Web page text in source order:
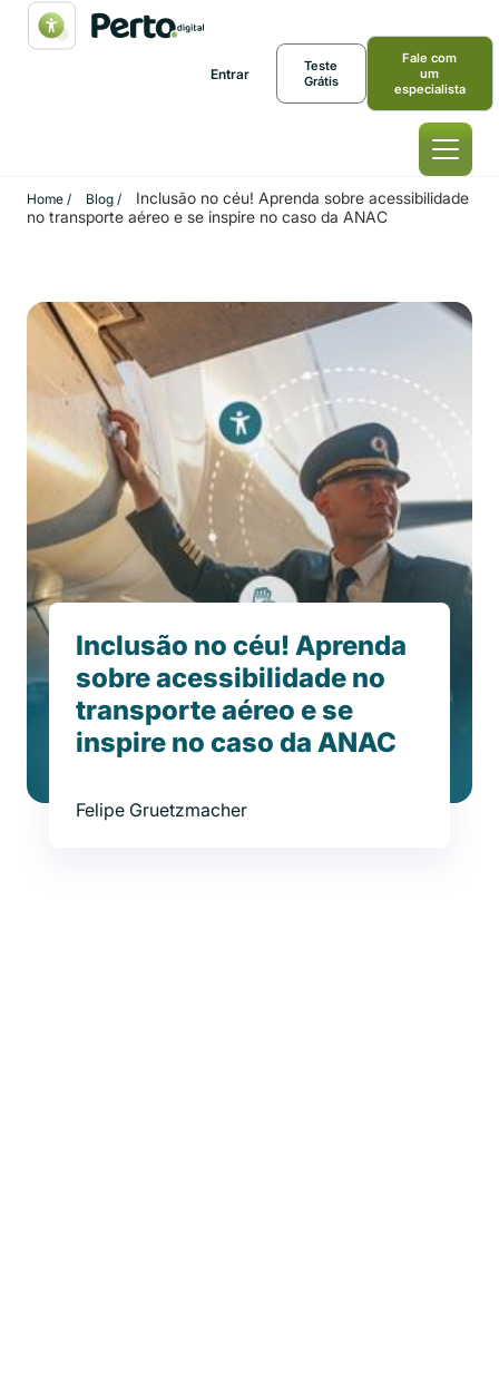
Entrar
Teste
Grátis
Fale com
um
especialista
Home / Blog /
Inclusão no céu! Aprenda sobre acessibilidade
no transporte aéreo e se inspire no caso da ANAC
Inclusão no céu! Aprenda
sobre acessibilidade no
transporte aéreo e se
inspire no caso da ANAC
Felipe Gruetzmacher